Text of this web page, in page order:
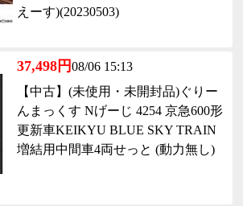
えーす)(20230503)
37,498円08/06 15:13
【中古】(未使用・未開封品)ぐりー
んまっくす Nげーじ 4254 京急600形
更新車KEIKYU BLUE SKY TRAIN
増結用中間車4両せっと (動力無し)